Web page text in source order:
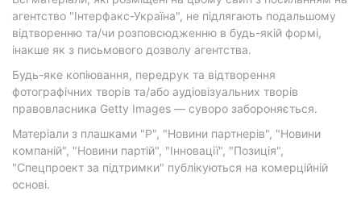
агентство "Інтерфакс-Україна", не підлягають подальшому
відтворенню та/чи розповсюдженню в будь-якій формі,
інакше як з письмового дозволу агентства.
Будь-яке копіювання, передрук та відтворення
фотографічних творів та/або аудіовізуальних творів
правовласника Getty Images — суворо забороняється.
Матеріали з плашками "Р", "Новини партнерів", "Новини
компаній", "Новини партій", "Інновації", "Позиція",
"Спецпроект за підтримки" публікуються на комерційній
основі.